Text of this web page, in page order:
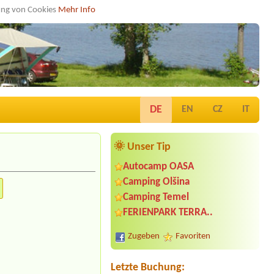
von Cookies Mehr Info
DE EN CZ IT
🌞 Unser Tip
Autocamp OASA
Camping Olšina
Camping Temel
FERIENPARK TERRA..
Zugeben Favoriten
Letzte Buchung:
Termin ab 2026-08-04 |
Zirngast
Termin ab 2026-07-30 |
Claudiasee
Termin ab 2026-09-28 |